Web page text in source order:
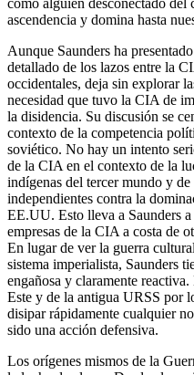
ascendencia y domina hasta
Aunque Saunders ha
detallado de los lazos entre la
occidentales, deja sin explorar
necesidad que tuvo la CIA de
la disidencia. Su discusión se
contexto de la competencia
soviético. No hay un intento
de la CIA en el contexto de la
indígenas del tercer mundo y
independientes contra la
EE.UU. Esto lleva a Saunders
empresas de la CIA a costa de
En lugar de ver la guerra
sistema imperialista, Saunders
engañosa y claramente
Este y de la antigua URSS por
disipar rápidamente cualquier
sido una acción defensiva.
Los orígenes mismos de la